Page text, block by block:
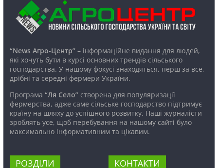
“News Агро-Центр”– інформаційне видання для людей,
які хочуть бути в курсі основних трендів сільського
господарства. У нашому фокусі знаходяться, перш за все,
дрібні та середні фермери України.
Програма “Ля Село”створена для популяризації
фермерства, адже саме сільське господарство підтримує
країну на шляху до успішного розвитку. Наші журналісти
зроблять усе, щоб перебування на нашому сайті було
максимально інформативним та цікавим.
РОЗДІЛИ КОНТАКТИ